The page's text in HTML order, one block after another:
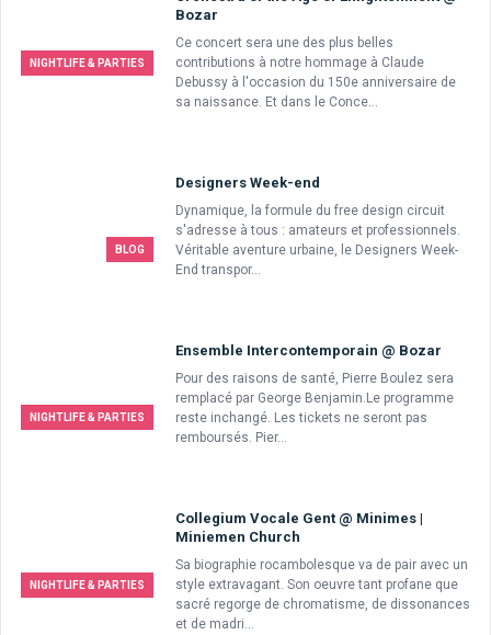
NIGHTLIFE & PARTIES
Bozar
Ce concert sera une des plus belles
contributions à notre hommage à Claude
Debussy à l'occasion du 150e anniversaire de
sa naissance. Et dans le Conce...
BLOG
Designers Week-end
Dynamique, la formule du free design circuit
s'adresse à tous : amateurs et professionnels.
Véritable aventure urbaine, le Designers Week-
End transpor...
NIGHTLIFE & PARTIES
Ensemble Intercontemporain @ Bozar
Pour des raisons de santé, Pierre Boulez sera
remplacé par George Benjamin.Le programme
reste inchangé. Les tickets ne seront pas
remboursés. Pier...
NIGHTLIFE & PARTIES
Collegium Vocale Gent @ Minimes |
Miniemen Church
Sa biographie rocambolesque va de pair avec un
style extravagant. Son oeuvre tant profane que
sacré regorge de chromatisme, de dissonances
et de madri...